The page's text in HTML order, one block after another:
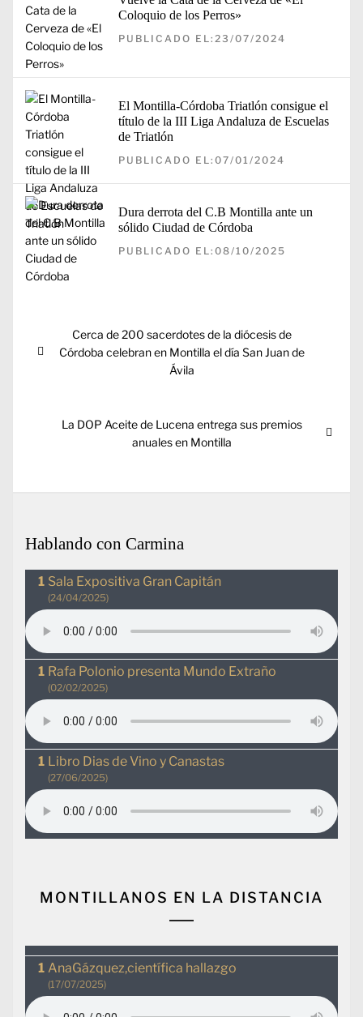
Coloquio de los Perros»
PUBLICADO EL:23/07/2024
El Montilla-Córdoba Triatlón consigue el
título de la III Liga Andaluza de Escuelas
de Triatlón
PUBLICADO EL:07/01/2024
Dura derrota del C.B Montilla ante un
sólido Ciudad de Córdoba
PUBLICADO EL:08/10/2025
de
Entrada
anterior:
Cerca de 200 sacerdotes de la diócesis de
Córdoba celebran en Montilla el día San Juan de
Ávila
Entrada
La DOP Aceite de Lucena entrega sus premios
anuales en Montilla
Hablando con Carmina
Sala Expositiva Gran Capitán
(24/04/2025)
Rafa Polonio presenta Mundo Extraño
(02/02/2025)
Libro Dias de Vino y Canastas
(27/06/2025)
MONTILLANOS EN LA DISTANCIA
AnaGázquez,científica hallazgo
(17/07/2025)